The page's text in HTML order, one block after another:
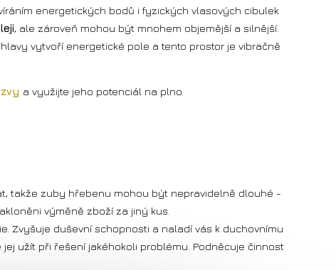
energetických bodů i fyzických vlasových cibulek
, ale zároveň mohou být mnohem objemější a silnější.
vytvoří energetické pole a tento prostor je vibračně
a využijte jeho potenciál na plno.
takže zuby hřebenu mohou být nepravidelně dlouhé -
výměně zboží za jiný kus.
Zvyšuje duševní schopnosti a naladí vás k duchovnímu
užít při řešení jakéhokoli problému. Podněcuje činnost